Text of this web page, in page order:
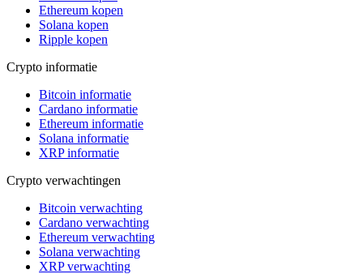
Ethereum kopen
Solana kopen
Ripple kopen
Crypto informatie
Bitcoin informatie
Cardano informatie
Ethereum informatie
Solana informatie
XRP informatie
Crypto verwachtingen
Bitcoin verwachting
Cardano verwachting
Ethereum verwachting
Solana verwachting
XRP verwachting